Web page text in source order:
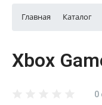
Игровые
Главная Каталог
Xbox
0